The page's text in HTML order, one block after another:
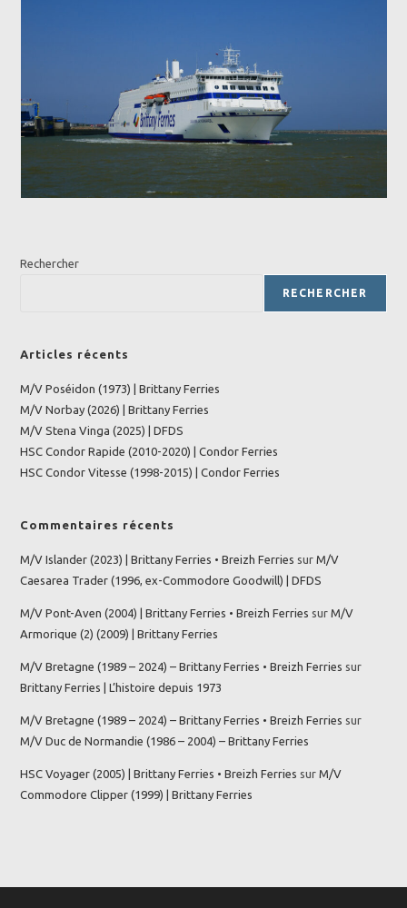
Rechercher
RECHERCHER
Articles récents
M/V Poséidon (1973) | Brittany Ferries
M/V Norbay (2026) | Brittany Ferries
M/V Stena Vinga (2025) | DFDS
HSC Condor Rapide (2010-2020) | Condor Ferries
HSC Condor Vitesse (1998-2015) | Condor Ferries
Commentaires récents
M/V Islander (2023) | Brittany Ferries • Breizh Ferries surM/V
Caesarea Trader (1996, ex-Commodore Goodwill) | DFDS
M/V Pont-Aven (2004) | Brittany Ferries • Breizh Ferries surM/V
Armorique (2) (2009) | Brittany Ferries
M/V Bretagne (1989 – 2024) – Brittany Ferries • Breizh Ferries sur
Brittany Ferries | L’histoire depuis 1973
M/V Bretagne (1989 – 2024) – Brittany Ferries • Breizh Ferries sur
M/V Duc de Normandie (1986 – 2004) – Brittany Ferries
HSC Voyager (2005) | Brittany Ferries • Breizh Ferries surM/V
Commodore Clipper (1999) | Brittany Ferries